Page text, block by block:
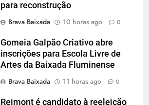
para reconstrução
Brava Baixada
10 horas ago 0
Gomeia Galpão Criativo abre
inscrições para Escola Livre de
Artes da Baixada Fluminense
Brava Baixada
11 horas ago 0
Reimont é candidato à reeleição